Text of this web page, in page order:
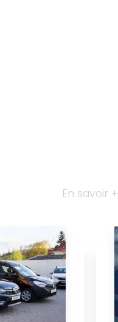
En savoir +